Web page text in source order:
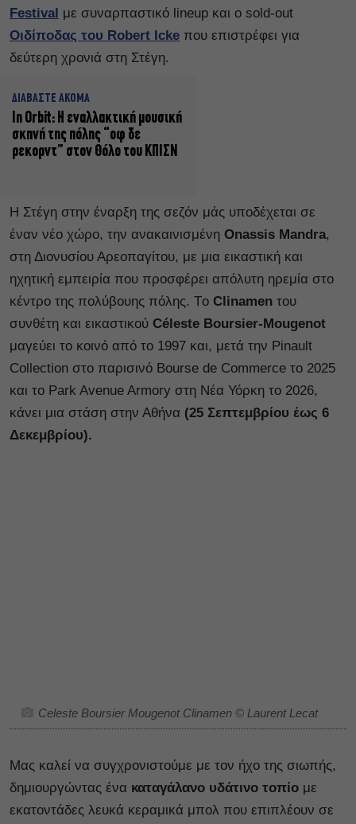
Festival με συναρπαστικό lineup και ο sold-out
Οιδίποδας του Robert Icke που επιστρέφει για
δεύτερη χρονιά στη Στέγη.
ΔΙΑΒΑΣΤΕ ΑΚΟΜΑ
In Orbit: Η εναλλακτική μουσική
σκηνή της πόλης “οφ δε
ρεκορντ” στον Θόλο του ΚΠΙΣΝ
Η Στέγη στην έναρξη της σεζόν μάς υποδέχεται σε
έναν νέο χώρο, την ανακαινισμένη Onassis Mandra,
στη Διονυσίου Αρεοπαγίτου, με μια εικαστική και
ηχητική εμπειρία που προσφέρει απόλυτη ηρεμία στο
κέντρο της πολύβουης πόλης. Tο Clinamen του
συνθέτη και εικαστικού Céleste Boursier-Mougenot
μαγεύει το κοινό από το 1997 και, μετά την Pinault
Collection στο παρισινό Bourse de Commerce τo 2025
και το Park Avenue Armory στη Νέα Υόρκη το 2026,
κάνει μια στάση στην Αθήνα (25 Σεπτεμβρίου έως 6
Δεκεμβρίου).
Celeste Boursier Mougenot Clinamen © Laurent Lecat
Μας καλεί να συγχρονιστούμε με τον ήχο της σιωπής,
δημιουργώντας ένα καταγάλανο υδάτινο τοπίο με
εκατοντάδες λευκά κεραμικά μπολ που επιπλέουν σε